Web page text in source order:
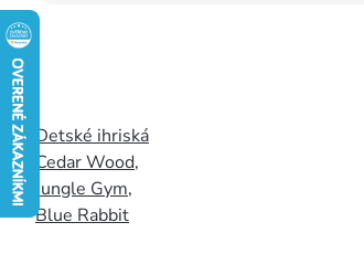
Detské ihriská
Cedar Wood,
Jungle Gym,
Blue Rabbit